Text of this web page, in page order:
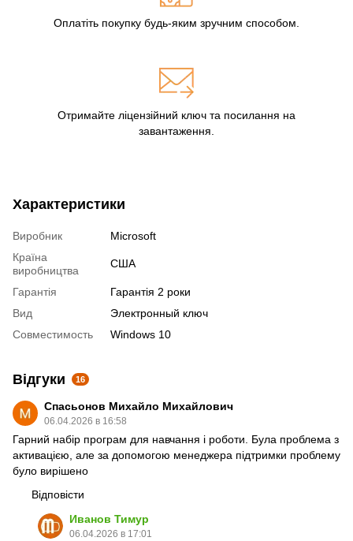
Оплатіть покупку будь-яким зручним способом.
Отримайте ліцензійний ключ та посилання на
завантаження.
Характеристики
Виробник
Microsoft
Країна
виробництва
США
Гарантія
Гарантія 2 роки
Вид
Электронный ключ
Совместимость
Windows 10
Відгуки 16
Спасьонов Михайло Михайлович
06.04.2026 в 16:58
Гарний набір програм для навчання і роботи. Була проблема з
активацією, але за допомогою менеджера підтримки проблему
було вирішено
Відповісти
Иванов Тимур
06.04.2026 в 17:01